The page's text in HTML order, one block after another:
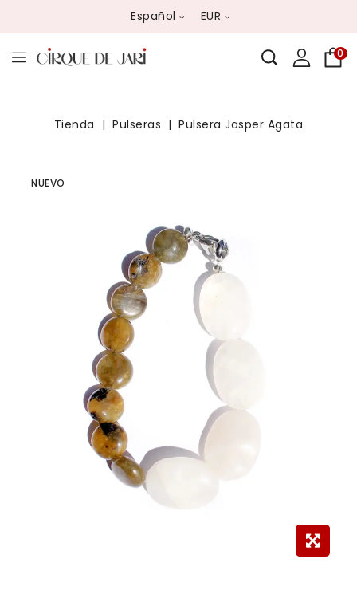
EUR
Español
0
Tienda Pulseras Pulsera Jasper Agata
NUEVO